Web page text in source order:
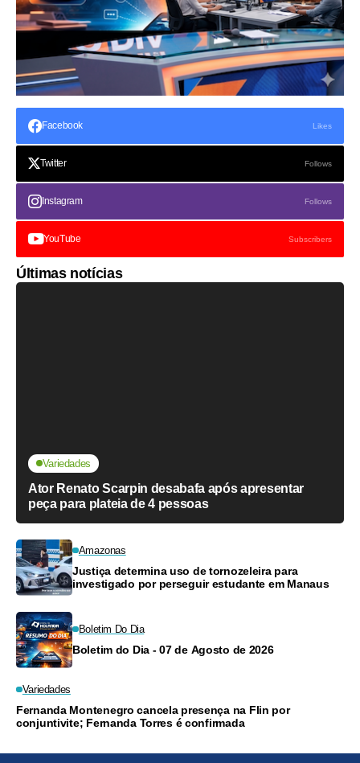
Facebook Likes
Twitter Follows
Instagram Follows
YouTube Subscribers
Últimas notícias
Variedades
Ator Renato Scarpin desabafa após apresentar
peça para plateia de 4 pessoas
Amazonas
Justiça determina uso de tornozeleira para
investigado por perseguir estudante em Manaus
Boletim Do Dia
Boletim do Dia - 07 de Agosto de 2026
Variedades
Fernanda Montenegro cancela presença na Flin por
conjuntivite; Fernanda Torres é confirmada